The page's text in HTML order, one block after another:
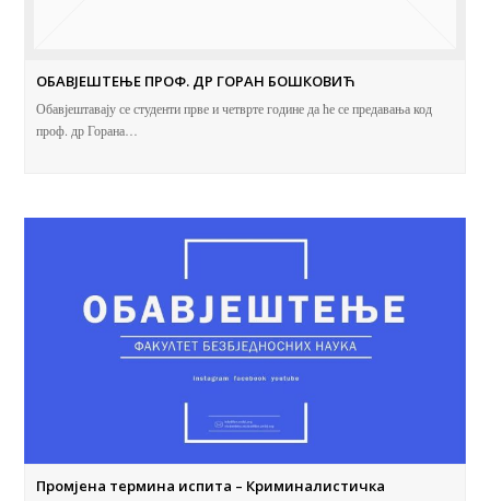
ОБАВЈЕШТЕЊЕ ПРОФ. ДР ГОРАН БОШКОВИЋ
Обавјештавају се студенти прве и четврте године да ће се предавања код
проф. др Горана…
Промјена термина испита – Криминалистичка